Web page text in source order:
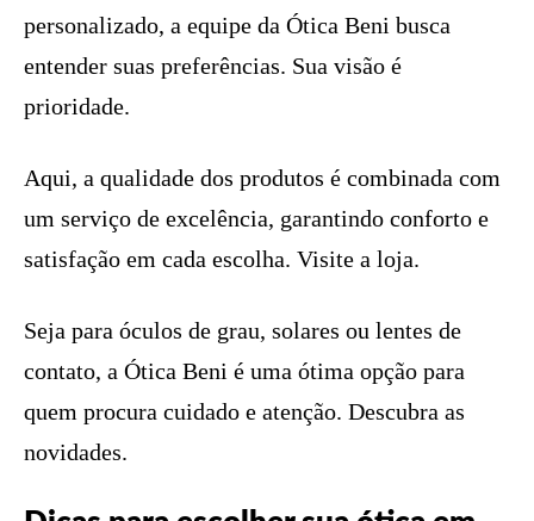
personalizado, a equipe da Ótica Beni busca
entender suas preferências. Sua visão é
prioridade.
Aqui, a qualidade dos produtos é combinada com
um serviço de excelência, garantindo conforto e
satisfação em cada escolha. Visite a loja.
Seja para óculos de grau, solares ou lentes de
contato, a Ótica Beni é uma ótima opção para
quem procura cuidado e atenção. Descubra as
novidades.